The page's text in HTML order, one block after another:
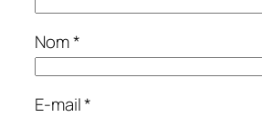
Nom*
E-mail*